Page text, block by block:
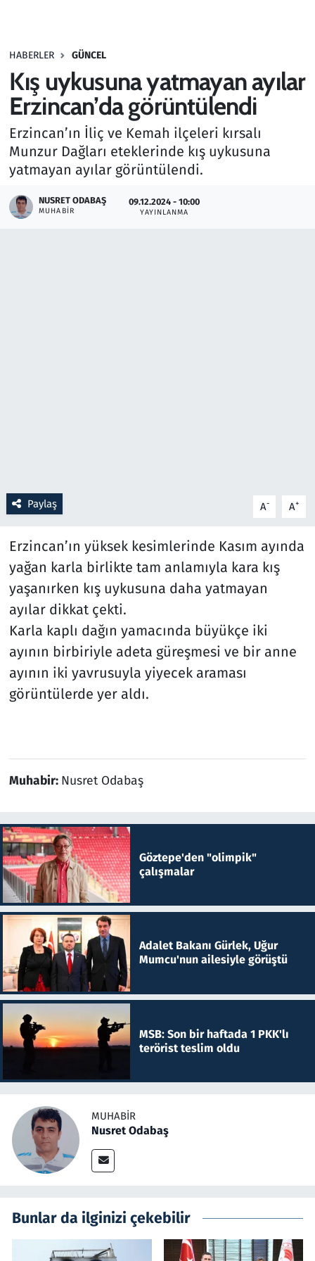
HABERLER GÜNCEL
Kış uykusuna yatmayan ayılar
Erzincan’da görüntülendi
Erzincan’ın İliç ve Kemah ilçeleri kırsalı
Munzur Dağları eteklerinde kış uykusuna
yatmayan ayılar görüntülendi.
NUSRET ODABAŞ
MUHABIR
09.12.2024 - 10:00
YAYINLANMA
Paylaş A- A+
Erzincan’ın yüksek kesimlerinde Kasım ayında
yağan karla birlikte tam anlamıyla kara kış
yaşanırken kış uykusuna daha yatmayan
ayılar dikkat çekti.
Karla kaplı dağın yamacında büyükçe iki
ayının birbiriyle adeta güreşmesi ve bir anne
ayının iki yavrusuyla yiyecek araması
görüntülerde yer aldı.
Muhabir: Nusret Odabaş
Göztepe'den "olimpik"
çalışmalar
Adalet Bakanı Gürlek, Uğur
Mumcu'nun ailesiyle görüştü
MSB: Son bir haftada 1 PKK'lı
terörist teslim oldu
MUHABIR
Nusret Odabaş
Bunlar da ilginizi çekebilir
Haber
Kültür Sanat
Kurumsal Haberler
Lezzet Durağı
Memur ve Kamu
Seçim 2023
Teknoloji ve Bilim
Televizyon